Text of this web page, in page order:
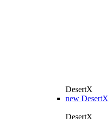
DesertX
new DesertX
DesertX